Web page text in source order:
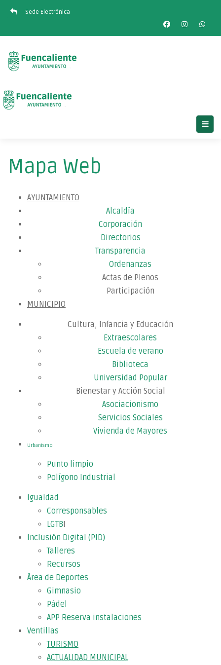
Sede Electrónica
Mapa Web
AYUNTAMIENTO
Alcaldía
Corporación
Directorios
Transparencia
Ordenanzas
Actas de Plenos
Participación
MUNICIPIO
Cultura, Infancia y Educación
Extraescolares
Escuela de verano
Biblioteca
Universidad Popular
Bienestar y Acción Social
Asociacionismo
Servicios Sociales
Vivienda de Mayores
Urbanismo
Punto limpio
Polígono Industrial
Igualdad
Corresponsables
LGTBI
Inclusión Digital (PID)
Talleres
Recursos
Área de Deportes
Gimnasio
Pádel
APP Reserva instalaciones
Ventillas
TURISMO
ACTUALIDAD MUNICIPAL